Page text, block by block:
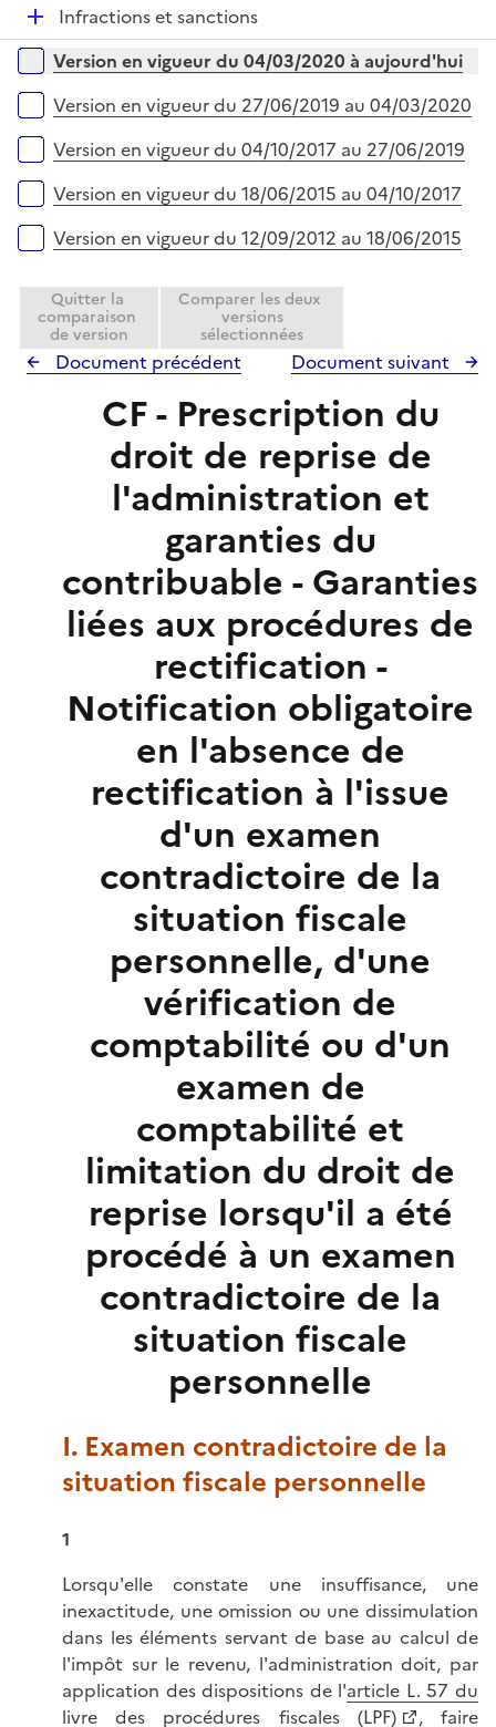
e
r
e
D
é
p
e
Infractions et sanctions
Versions sur la période
Version en vigueur du 04/03/2020 à aujourd'hui
Version en vigueur du 27/06/2019 au 04/03/2020
Version en vigueur du 04/10/2017 au 27/06/2019
Version en vigueur du 18/06/2015 au 04/10/2017
Version en vigueur du 12/09/2012 au 18/06/2015
Quitter la
comparaison
de version
Comparer les deux
versions
sélectionnées
Document précédent Document suivant
CF - Prescription du
droit de reprise de
l'administration et
garanties du
contribuable - Garanties
liées aux procédures de
rectification -
Notification obligatoire
en l'absence de
rectification à l'issue
d'un examen
contradictoire de la
situation fiscale
personnelle, d'une
vérification de
comptabilité ou d'un
examen de
comptabilité et
limitation du droit de
reprise lorsqu'il a été
procédé à un examen
contradictoire de la
situation fiscale
personnelle
I. Examen contradictoire de la
situation fiscale personnelle
1
Lorsqu'elle constate une insuffisance, une
inexactitude, une omission ou une dissimulation
dans les éléments servant de base au calcul de
l'impôt sur le revenu, l'administration doit, par
application des dispositions de l'article L. 57 du
livre des procédures fiscales (LPF)
, faire